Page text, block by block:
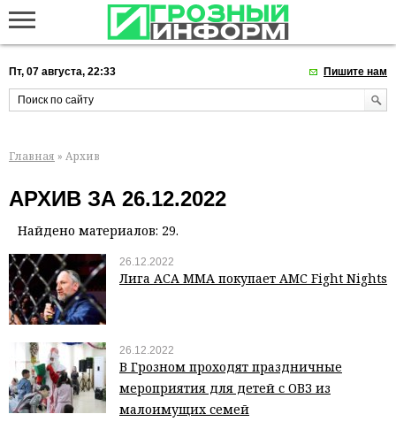
Пт, 07 августа, 22:33 Пишите нам
Главная » Архив
АРХИВ ЗА 26.12.2022
Найдено материалов: 29.
26.12.2022
Лига АСА ММА покупает AMC Fight Nights
26.12.2022
В Грозном проходят праздничные
мероприятия для детей с ОВЗ из
малоимущих семей